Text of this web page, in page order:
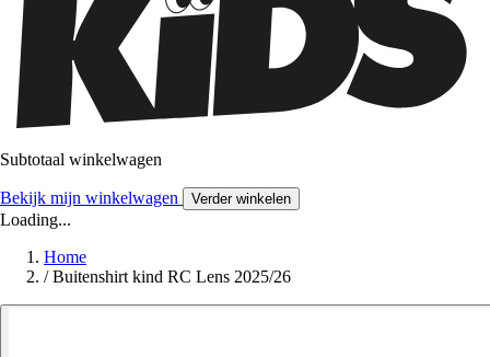
Subtotaal winkelwagen
Bekijk mijn winkelwagen Verder winkelen
Loading...
Home
/ Buitenshirt kind RC Lens 2025/26